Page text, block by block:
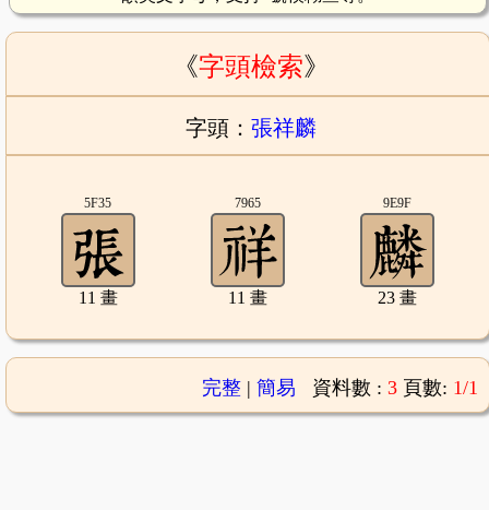
《字頭檢索》
字頭： 張祥麟
5F35
11 畫
7965
11 畫
9E9F
23 畫
完整| 簡易 資料數 : 3 頁數: 1/1